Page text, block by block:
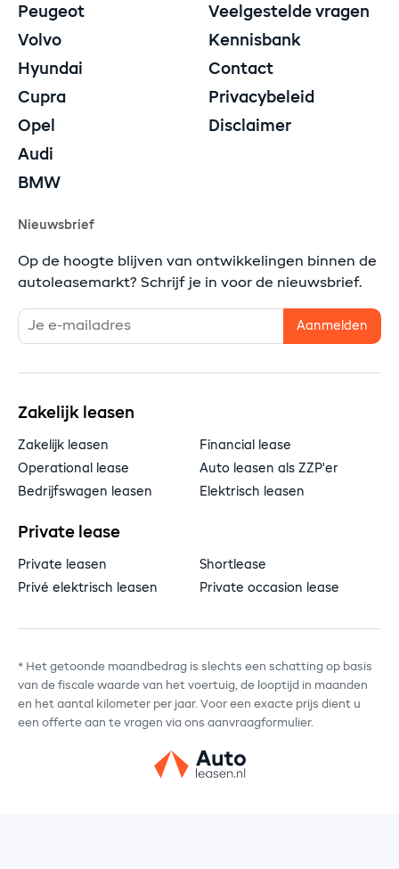
Peugeot
Volvo
Hyundai
Cupra
Opel
Audi
BMW
Veelgestelde vragen
Kennisbank
Contact
Privacybeleid
Disclaimer
Nieuwsbrief
Op de hoogte blijven van ontwikkelingen binnen de
autoleasemarkt? Schrijf je in voor de nieuwsbrief.
Zakelijk leasen
Zakelijk leasen
Financial lease
Operational lease
Auto leasen als ZZP'er
Bedrijfswagen leasen
Elektrisch leasen
Private lease
Private leasen
Shortlease
Privé elektrisch leasen
Private occasion lease
* Het getoonde maandbedrag is slechts een schatting op basis
van de fiscale waarde van het voertuig, de looptijd in maanden
en het aantal kilometer per jaar. Voor een exacte prijs dient u
een offerte aan te vragen via ons aanvraagformulier.